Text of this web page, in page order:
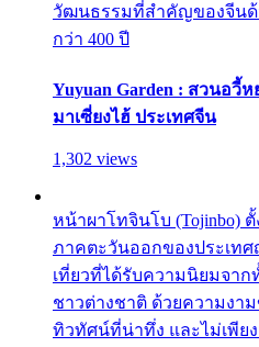
วัฒนธรรมที่สำคัญของจีนด้
กว่า 400 ปี
Yuyuan Garden : สวนอวี้
มาเซี่ยงไฮ้ ประเทศจีน
1,302 views
หน้าผาโทจินโบ (Tojinbo)
ภาคตะวันออกของประเท
เที่ยวที่ได้รับความนิยมจา
ชาวต่างชาติ ด้วยความงา
ทิวทัศน์ที่น่าทึ่ง และไม่เพีย